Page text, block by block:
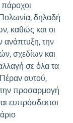
πάροχοι
δηλαδή
καθώς και οι
ανάπτυξη, την
σχεδίων και
σε όλα τα
αυτού,
προσαρμογή
ευπρόσδεκτοι